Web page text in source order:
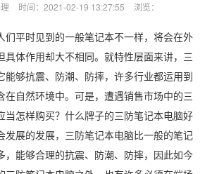
时间：2021-02-19 13:27:55 浏览：
们平时见到的一般笔记本不一样，将会在外
具体作用却大不相同。就特性层面来讲，三
能够抗震、防潮、防摔，许多行业都运用到
在自然环境中。可是，遭遇销售市场中的三
当怎样购买？什么牌子的三防笔记本电脑好
发展的发展，三防笔记本电脑比一般的笔记
，能够合理的抗震、防潮、防摔，因此如今